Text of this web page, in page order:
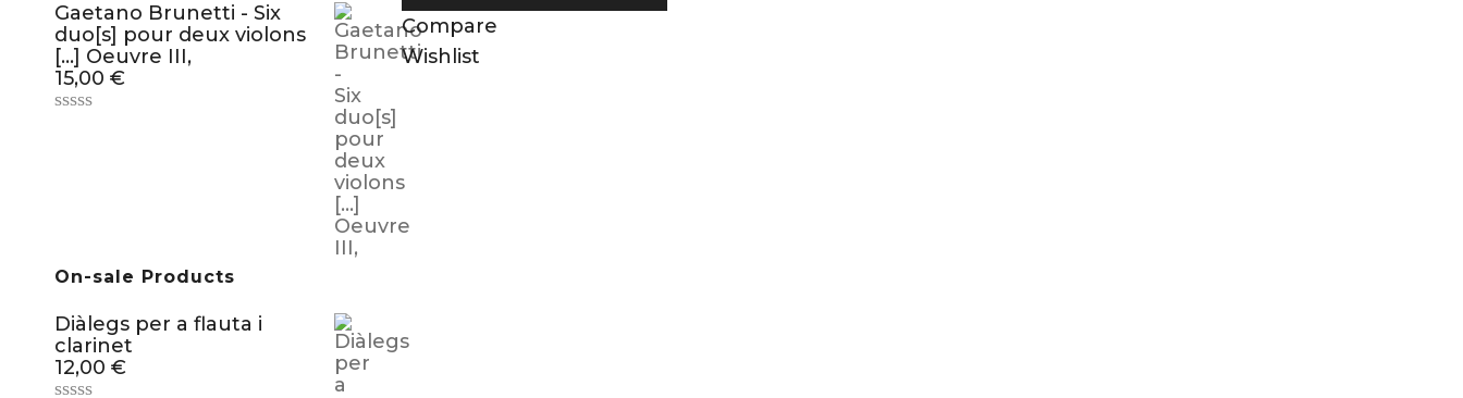
Gaetano Brunetti - Six
duo[s] pour deux violons
[…] Oeuvre III,
15,00 €
On-sale Products
Diàlegs per a flauta i
clarinet
12,00 €
Compare
Wishlist